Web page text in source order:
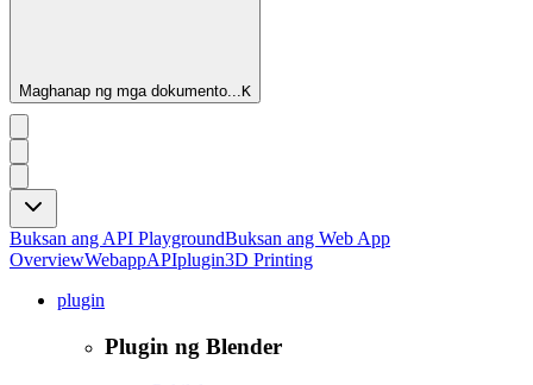
Maghanap ng mga dokumento...K
Buksan ang API PlaygroundBuksan ang Web App
OverviewWebappAPIplugin3D Printing
plugin
Plugin ng Blender